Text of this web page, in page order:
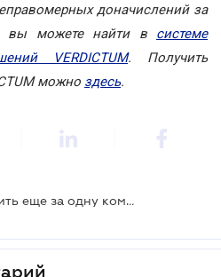
доначислений за
вы можете найти в системе
VERDICTUM. Получить
можно здесь.
Киевлянам придется платить еще за одну коммунальную услугу